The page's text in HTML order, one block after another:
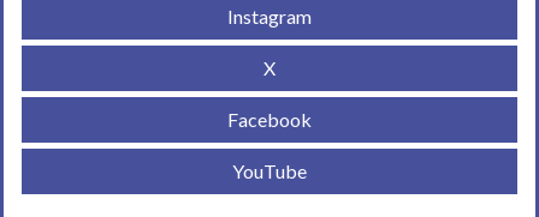
Instagram
X
Facebook
YouTube